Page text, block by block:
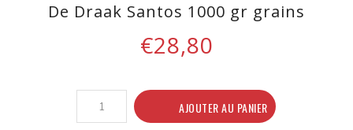
De Draak Santos 1000 gr grains
€28,80
AJOUTER AU PANIER